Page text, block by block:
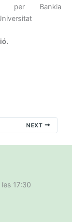
per Bankia
NEXT
17:30